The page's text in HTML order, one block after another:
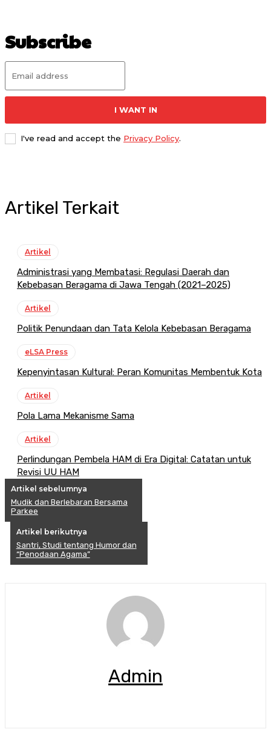
Subscribe
I WANT IN
I've read and accept the Privacy Policy.
Artikel Terkait
Artikel
Administrasi yang Membatasi: Regulasi Daerah dan
Kebebasan Beragama di Jawa Tengah (2021–2025)
Artikel
Politik Penundaan dan Tata Kelola Kebebasan Beragama
eLSA Press
Kepenyintasan Kultural: Peran Komunitas Membentuk Kota
Artikel
Pola Lama Mekanisme Sama
Artikel
Perlindungan Pembela HAM di Era Digital: Catatan untuk
Revisi UU HAM
Artikel sebelumnya
Mudik dan Berlebaran Bersama
Parkee
Artikel berikutnya
Santri, Studi tentang Humor dan
“Penodaan Agama”
Admin